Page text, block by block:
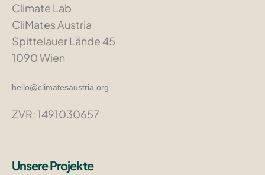
Climate Lab
CliMates Austria
Spittelauer Lände 45
1090 Wien
hello@climatesaustria.org
ZVR: 1491030657
Unsere Projekte